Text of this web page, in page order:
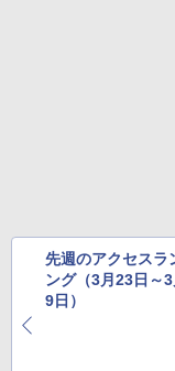
先週のアクセスラ
ング（3月23日～
9日）